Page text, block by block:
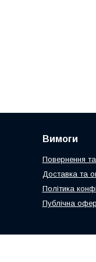
Вимоги
Повернення
Доставка та
Політика
Публічна